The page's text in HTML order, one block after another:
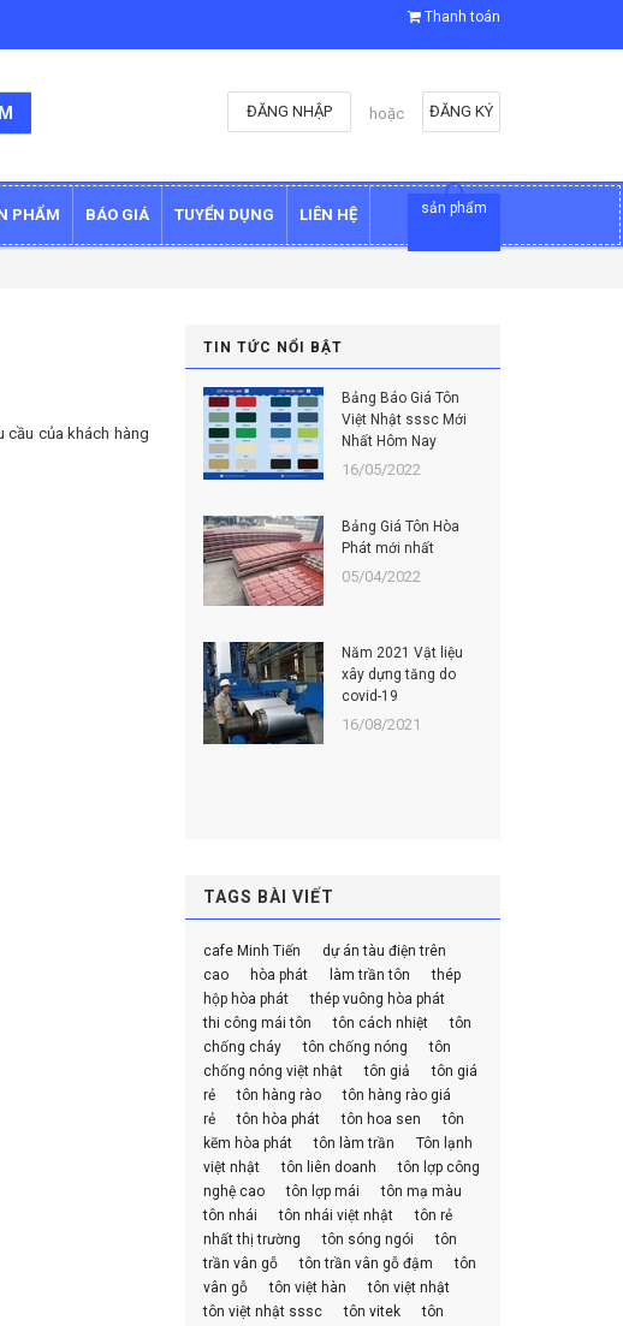
Thanh toán
ĐĂNG KÝ
hoặc
ĐĂNG NHẬP
PHẨM BÁO GIÁ TUYỂN DỤNG LIÊN HỆ sản phẩm
cầu của khách hàng
TIN TỨC NỔI BẬT
Bảng Báo Giá Tôn
Việt Nhật sssc Mới
Nhất Hôm Nay
16/05/2022
Bảng Giá Tôn Hòa
Phát mới nhất
05/04/2022
Năm 2021 Vật liệu
xây dựng tăng do
covid-19
16/08/2021
TAGS BÀI VIẾT
cafe Minh Tiến
dự án tàu điện trên
cao
hòa phát làm trần tôn
thép
hộp hòa phát
thép vuông hòa phát
thi công mái tôn
tôn cách nhiệt
tôn
chống cháy
tôn chống nóng
tôn
chống nóng việt nhật
tôn giả
tôn giá
rẻ
tôn hàng rào
tôn hàng rào giá
rẻ
tôn hòa phát tôn hoa sen
tôn
kẽm hòa phát
tôn làm trần
Tôn lạnh
việt nhật
tôn liên doanh
tôn lợp công
nghệ cao
tôn lợp mái
tôn mạ màu
tôn nhái
tôn nhái việt nhật
tôn rẻ
nhất thị trường
tôn sóng ngói
tôn
trần vân gỗ
tôn trần vân gỗ đậm
tôn
vân gỗ
tôn việt hàn
tôn việt nhật
tôn việt nhật sssc
tôn vitek
tôn